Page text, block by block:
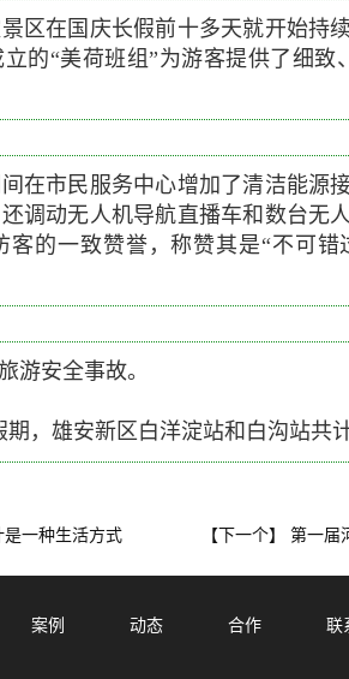
区在国庆长假前十多天就开始持
的“美荷班组”为游客提供了细
在市民服务中心增加了清洁能源
调动无人机导航直播车和数台无
的一致赞誉，称赞其是“不可
游安全事故。
，雄安新区白洋淀站和白沟站共
一种生活方式 【下一个】 第一届
案例 动态 合作 联